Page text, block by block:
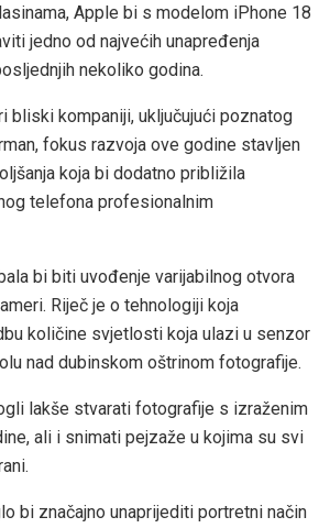
Apple bi s modelom iPhone 18
jedno od najvećih unapređenja
nekoliko godina.
bliski kompaniji, uključujući poznatog
fokus razvoja ove godine stavljen
koja bi dodatno približila
telefona profesionalnim
bi biti uvođenje varijabilnog otvora
Riječ je o tehnologiji koja
količine svjetlosti koja ulazi u senzor
nad dubinskom oštrinom fotografije.
lakše stvarati fotografije s izraženim
ali i snimati pejzaže u kojima su svi
bi značajno unaprijediti portretni način